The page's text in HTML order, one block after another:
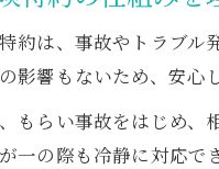
約は、事故やトラブル
影響もないため、安心
もらい事故をはじめ
一の際も冷静に対応で